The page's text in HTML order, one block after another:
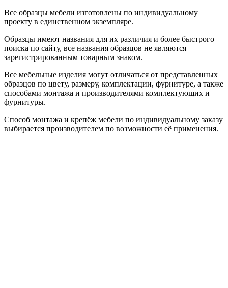
Все образцы мебели изготовлены по индивидуальному
проекту в единственном экземпляре.
Образцы имеют названия для их различия и более быстрого
поиска по сайту, все названия образцов не являются
зарегистрированным товарным знаком.
Все мебельные изделия могут отличаться от представленных
образцов по цвету, размеру, комплектации, фурнитуре, а также
способами монтажа и производителями комплектующих и
фурнитуры.
Способ монтажа и крепёж мебели по индивидуальному заказу
выбирается производителем по возможности её применения.